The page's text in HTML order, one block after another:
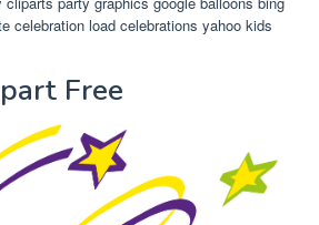
celebration load celebrations yahoo kids
Free